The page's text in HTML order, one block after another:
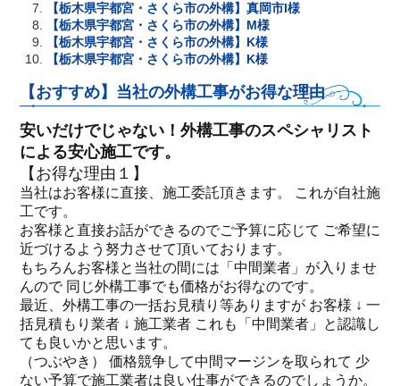
【栃木県宇都宮・さくら市の外構】真岡市I様
【栃木県宇都宮・さくら市の外構】M様
【栃木県宇都宮・さくら市の外構】K様
【栃木県宇都宮・さくら市の外構】K様
【おすすめ】当社の外構工事がお得な理由
安いだけでじゃない！外構工事のスペシャリスト
による安心施工です。
【お得な理由１】
当社はお客様に直接、施工委託頂きます。 これが自社施
工です。
お客様と直接お話ができるのでご予算に応じて ご希望に
近づけるよう努力させて頂いております。
もちろんお客様と当社の間には「中間業者」が入りませ
んので 同じ外構工事でも価格がお得なのです。
最近、外構工事の一括お見積り等ありますが お客様 ↓ 一
括見積もり業者 ↓ 施工業者 これも「中間業者」と認識し
ても良いかと思います。
（つぶやき） 価格競争して中間マージンを取られて 少
ない予算で施工業者は良い仕事ができるのでしょうか。